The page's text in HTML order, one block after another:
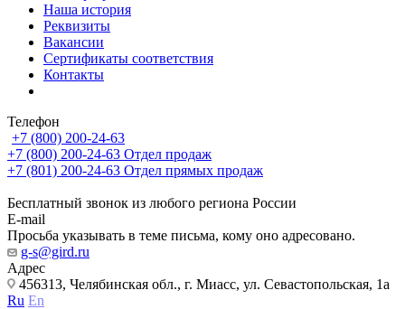
Наша история
Реквизиты
Вакансии
Сертификаты соответствия
Контакты
Телефон
+7 (800) 200-24-63
+7 (800) 200-24-63 Отдел продаж
+7 (801) 200-24-63 Отдел прямых продаж
Бесплатный звонок из любого региона России
E-mail
Просьба указывать в теме письма, кому оно адресовано.
g-s@gird.ru
Адрес
456313, Челябинская обл., г. Миасс, ул. Севастопольская, 1а
Ru En